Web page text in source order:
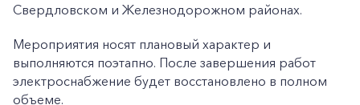
Свердловском и Железнодорожном районах.
Мероприятия носят плановый характер и
выполняются поэтапно. После завершения работ
электроснабжение будет восстановлено в полном
объеме.